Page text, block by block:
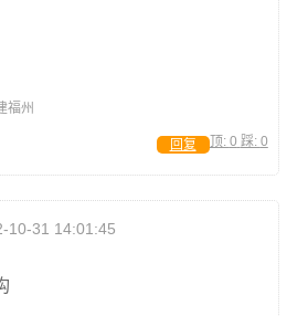
福州
顶: 0 踩: 0
回复
10-31 14:01:45